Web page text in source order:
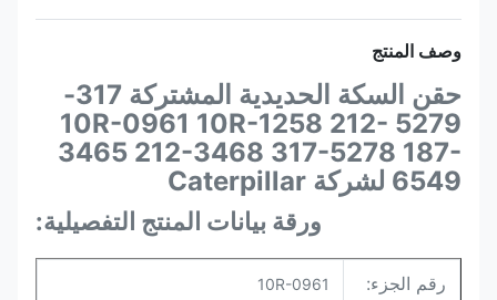
وصف المنتج
حقن السكة الحديدية المشتركة 317-
5279 10R-0961 10R-1258 212-
3465 212-3468 317-5278 187-
6549 لشركة Caterpillar
ورقة بيانات المنتج التفصيلية:
رقم الجزء: 10R-0961